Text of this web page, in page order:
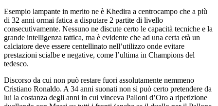
Esempio lampante in merito ne è Khedira a centrocampo che a più
di 32 anni ormai fatica a disputare 2 partite di livello
consecutivamente. Nessuno ne discute certo le capacità tecniche e la
grande intelligenza tattica, ma è evidente che ad una certa età un
calciatore deve essere centellinato nell’utilizzo onde evitare
prestazioni scialbe e negative, come l’ultima in Champions del
tedesco.
Discorso da cui non può restare fuori assolutamente nemmeno
Cristiano Ronaldo. A 34 anni suonati non si può certo pretendere da
lui la costanza degli anni in cui vinceva Palloni d’Oro a ripetizione